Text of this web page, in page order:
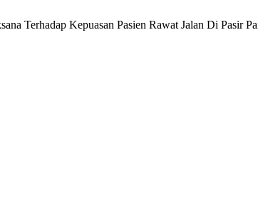
Terhadap Kepuasan Pasien Rawat Jalan Di Pasir